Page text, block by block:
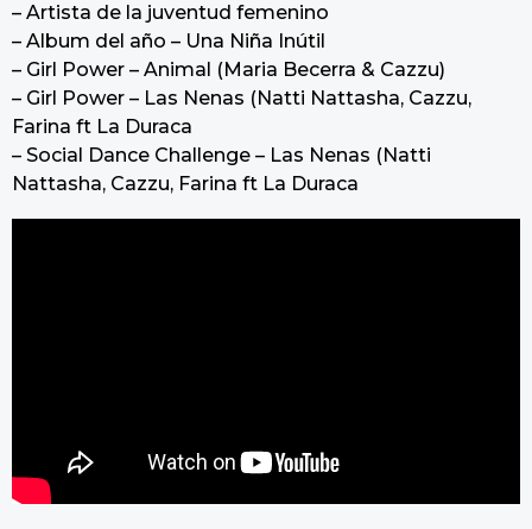
– Artista de la juventud femenino
– Album del año – Una Niña Inútil
– Girl Power – Animal (Maria Becerra & Cazzu)
– Girl Power – Las Nenas (Natti Nattasha, Cazzu,
Farina ft La Duraca
– Social Dance Challenge – Las Nenas (Natti
Nattasha, Cazzu, Farina ft La Duraca